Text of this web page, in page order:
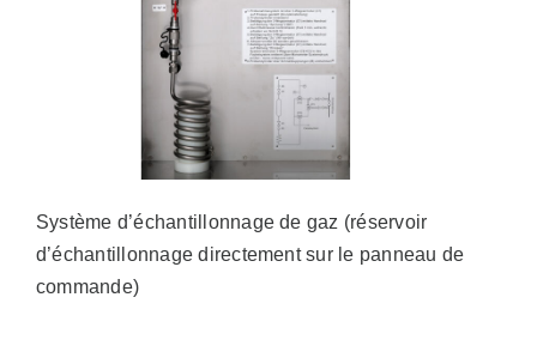
Système d’échantillonnage de gaz (réservoir
d’échantillonnage directement sur le panneau de
commande)